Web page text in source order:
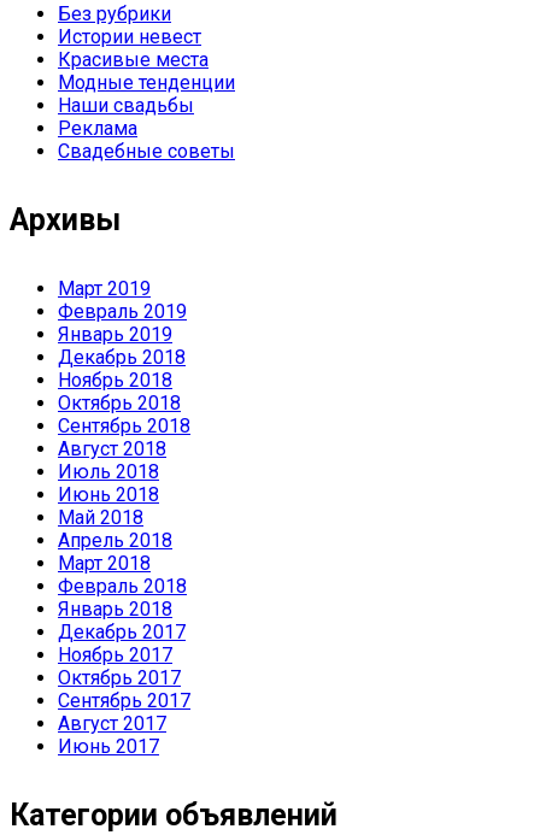
Без рубрики
Истории невест
Красивые места
Модные тенденции
Наши свадьбы
Реклама
Свадебные советы
Архивы
Март 2019
Февраль 2019
Январь 2019
Декабрь 2018
Ноябрь 2018
Октябрь 2018
Сентябрь 2018
Август 2018
Июль 2018
Июнь 2018
Май 2018
Апрель 2018
Март 2018
Февраль 2018
Январь 2018
Декабрь 2017
Ноябрь 2017
Октябрь 2017
Сентябрь 2017
Август 2017
Июнь 2017
Категории объявлений